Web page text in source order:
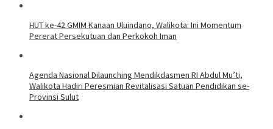
HUT ke-42 GMIM Kanaan Uluindano, Walikota: Ini Momentum
Pererat Persekutuan dan Perkokoh Iman
Agenda Nasional Dilaunching Mendikdasmen RI Abdul Mu’ti,
Walikota Hadiri Peresmian Revitalisasi Satuan Pendidikan se-
Provinsi Sulut